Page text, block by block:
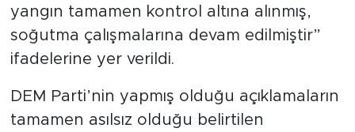
yangın tamamen kontrol altına alınmış,
soğutma çalışmalarına devam edilmiştir”
ifadelerine yer verildi.
DEM Parti’nin yapmış olduğu açıklamaların
tamamen asılsız olduğu belirtilen